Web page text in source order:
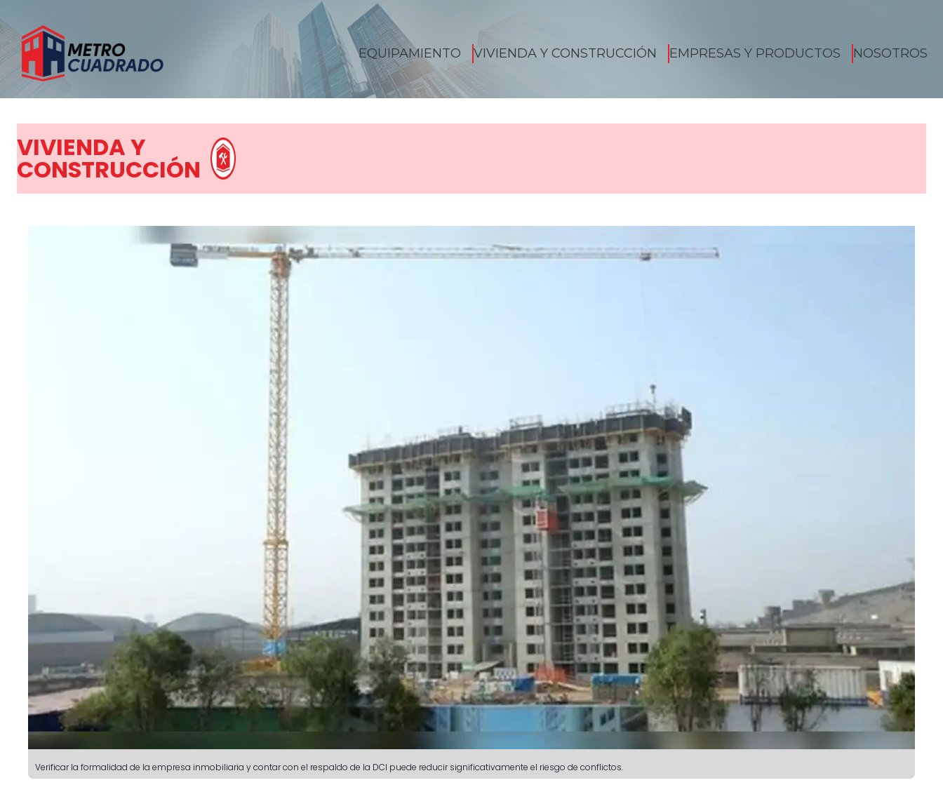
EQUIPAMIENTO VIVIENDA Y CONSTRUCCIÓN EMPRESAS Y PRODUCTOS NOSOTROS
VIVIENDA Y
CONSTRUCCIÓN
Verificar la formalidad de la empresa inmobiliaria y contar con el respaldo de la DCI puede reducir significativamente el riesgo de conflictos.